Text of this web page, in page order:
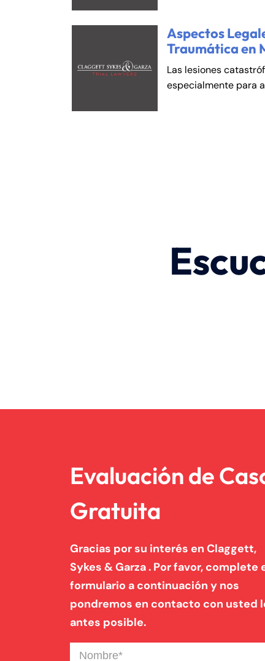
Aspectos
Traumática en
Las lesiones
especialmente para
Evaluación de
Gratuita
Gracias por su interés en Claggett,
Sykes & Garza . Por favor, complete
formulario a continuación y nos
pondremos en contacto con usted
antes posible.
Nombre(Required)